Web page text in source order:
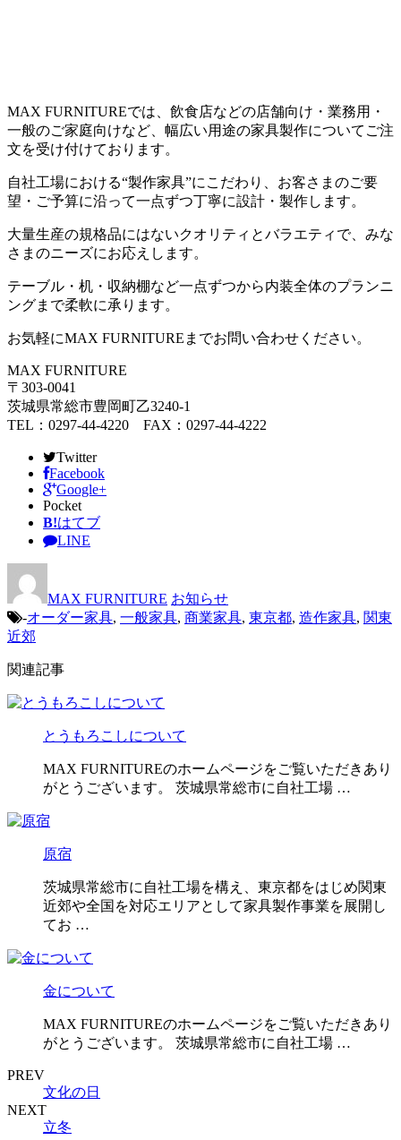
MAX FURNITUREでは、飲食店などの店舗向け・業務用・
一般のご家庭向けなど、幅広い用途の家具製作についてご注
文を受け付けております。
自社工場における“製作家具”にこだわり、お客さまのご要
望・ご予算に沿って一点ずつ丁寧に設計・製作します。
大量生産の規格品にはないクオリティとバラエティで、みな
さまのニーズにお応えします。
テーブル・机・収納棚など一点ずつから内装全体のプランニ
ングまで柔軟に承ります。
お気軽にMAX FURNITUREまでお問い合わせください。
MAX FURNITURE
〒303-0041
茨城県常総市豊岡町乙3240-1
TEL：0297-44-4220 FAX：0297-44-4222
Twitter
Facebook
Google+
Pocket
B!はてブ
LINE
MAX FURNITURE お知らせ
-オーダー家具, 一般家具, 商業家具, 東京都, 造作家具, 関東
近郊
関連記事
とうもろこしについて
MAX FURNITUREのホームページをご覧いただきあり
がとうございます。 茨城県常総市に自社工場 …
原宿
茨城県常総市に自社工場を構え、東京都をはじめ関東
近郊や全国を対応エリアとして家具製作事業を展開し
てお …
金について
MAX FURNITUREのホームページをご覧いただきあり
がとうございます。 茨城県常総市に自社工場 …
PREV
文化の日
NEXT
立冬